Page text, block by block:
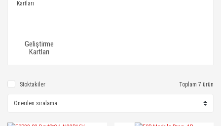
Geliştirme
Kartları
Stoktakiler Toplam 7 ürün